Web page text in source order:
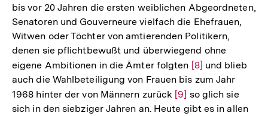
bis vor 20 Jahren die ersten weiblichen Abgeordneten,
Senatoren und Gouverneure vielfach die Ehefrauen,
Witwen oder Töchter von amtierenden Politikern,
denen sie pflichtbewußt und überwiegend ohne
eigene Ambitionen in die Ämter folgten Zur
Auflösung
der
Fußnote
[8] und blieb
auch die Wahlbeteiligung von Frauen bis zum Jahr
1968 hinter der von Männern zurück Zur
Auflösung
[9] so glich sie
sich in den siebziger Jahren an. Heute gibt es in allen